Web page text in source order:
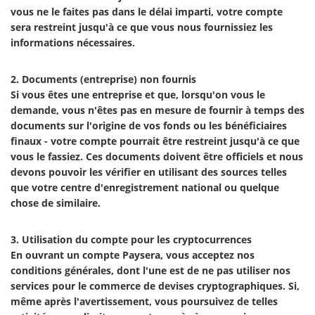
vous ne le faites pas dans le délai imparti, votre compte
sera restreint jusqu'à ce que vous nous fournissiez les
informations nécessaires.
2. Documents (entreprise) non fournis
Si vous êtes une entreprise et que, lorsqu'on vous le
demande, vous n'êtes pas en mesure de fournir à temps des
documents sur l'origine de vos fonds ou les bénéficiaires
finaux - votre compte pourrait être restreint jusqu'à ce que
vous le fassiez. Ces documents doivent être officiels et nous
devons pouvoir les vérifier en utilisant des sources telles
que votre centre d'enregistrement national ou quelque
chose de similaire.
3. Utilisation du compte pour les cryptocurrences
En ouvrant un compte Paysera, vous acceptez nos
conditions générales, dont l'une est de ne pas utiliser nos
services pour le commerce de devises cryptographiques. Si,
même après l'avertissement, vous poursuivez de telles